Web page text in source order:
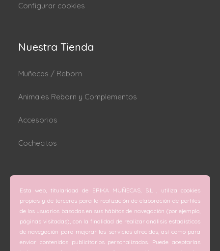
Configurar cookies
Nuestra Tienda
Muñecas / Reborn
Animales Reborn y Complementos
Accesorios
Cochecitos
C/ San Vicente Mártir nº 74 (Valencia).
C/ Doctor Melis nº 6 (Grao de Gandía).
Teléfono
Esta web, titularidad de ERIKA MUÑECAS, S.L , utiliza cookies
propias y de terceros para la realización de elaboración de perfiles
de los usuarios basadas en sus hábitos de navegación (por ejemplo,
páginas visitadas), con la finalidad de realizar análisis estadísticos
de navegación para mejorar los servicios ofrecidos, así como para
enviar contenidos publicitarios personalizados. Puede aceptarlas